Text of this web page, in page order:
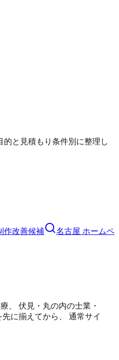
と見積もり条件別に整理し
作改善候補
名古屋 ホームペ
、 伏見・丸の内の士業・
に揃えてから、 通常サイ